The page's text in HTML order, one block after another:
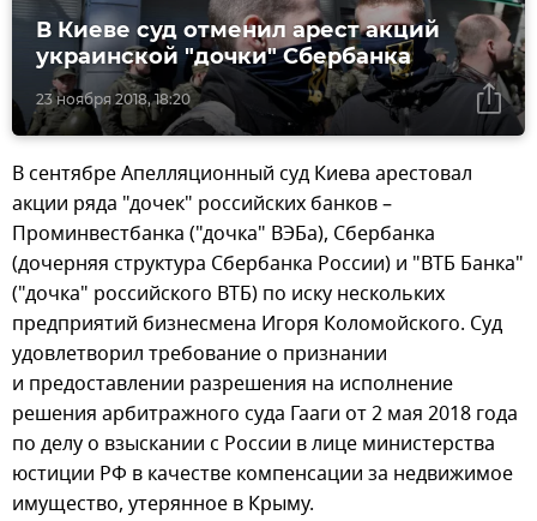
23 ноября 2018, 18:20
В Киеве суд отменил арест акций
украинской "дочки" Сбербанка
В сентябре Апелляционный суд Киева арестовал
акции ряда "дочек" российских банков –
Проминвестбанка ("дочка" ВЭБа), Сбербанка
(дочерняя структура Сбербанка России) и "ВТБ Банка"
("дочка" российского ВТБ) по иску нескольких
предприятий бизнесмена Игоря Коломойского. Суд
удовлетворил требование о признании
и предоставлении разрешения на исполнение
решения арбитражного суда Гааги от 2 мая 2018 года
по делу о взыскании с России в лице министерства
юстиции РФ в качестве компенсации за недвижимое
имущество, утерянное в Крыму.